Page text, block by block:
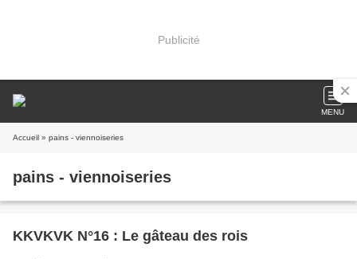
Publicité
MENU
Accueil » pains - viennoiseries
pains - viennoiseries
KKVKVK N°16 : Le gâteau des rois